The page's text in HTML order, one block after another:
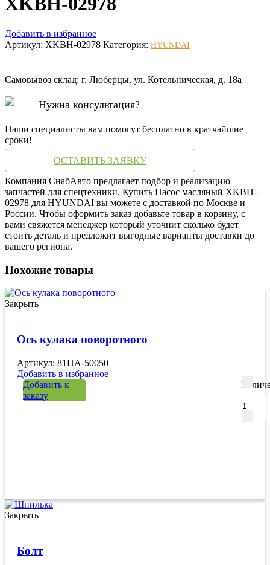
Добавить в избранное
Артикул: XKBH-02978 Категория: HYUNDAI
Самовывоз склад: г. Люберцы, ул. Котельническая, д. 18а
Нужна консультация?
Наши специалисты вам помогут бесплатно в кратчайшие
сроки!
ОСТАВИТЬ ЗАЯВКУ
Компания СнабАвто предлагает подбор и реализацию
запчастей для спецтехники. Купить Насос масляный XKBH-
02978 для HYUNDAI вы можете с доставкой по Москве и
России. Чтобы оформить заказ добавьте товар в корзину, с
вами свяжется менеджер который уточнит сколько будет
стоить деталь и предложит выгодные варианты доставки до
вашего региона.
Похожие товары
Закрыть
Ось кулака поворотного
Артикул: 81HA-50050
Добавить в избранное
Добавить к
заказу
Закрыть
Болт